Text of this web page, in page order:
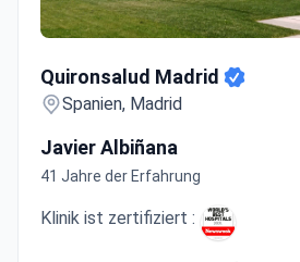
Quironsalud Madrid
Spanien, Madrid
Javier Albiñana
41 Jahre der Erfahrung
Klinik ist zertifiziert :